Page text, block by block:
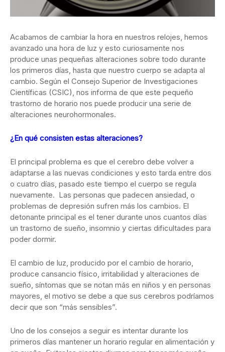
Acabamos de cambiar la hora en nuestros relojes, hemos
avanzado una hora de luz y esto curiosamente nos
produce unas pequeñas alteraciones sobre todo durante
los primeros días, hasta que nuestro cuerpo se adapta al
cambio. Según el Consejo Superior de Investigaciones
Científicas (CSIC), nos informa de que este pequeño
trastorno de horario nos puede producir una serie de
alteraciones neurohormonales.
¿En qué consisten estas alteraciones?
El principal problema es que el cerebro debe volver a
adaptarse a las nuevas condiciones y esto tarda entre dos
o cuatro días, pasado este tiempo el cuerpo se regula
nuevamente. Las personas que padecen ansiedad, o
problemas de depresión sufren más los cambios. El
detonante principal es el tener durante unos cuantos días
un trastorno de sueño, insomnio y ciertas dificultades para
poder dormir.
El cambio de luz, producido por el cambio de horario,
produce cansancio físico, irritabilidad y alteraciones de
sueño, síntomas que se notan más en niños y en personas
mayores, el motivo se debe a que sus cerebros podríamos
decir que son “más sensibles”.
Uno de los consejos a seguir es intentar durante los
primeros días mantener un horario regular en alimentación y